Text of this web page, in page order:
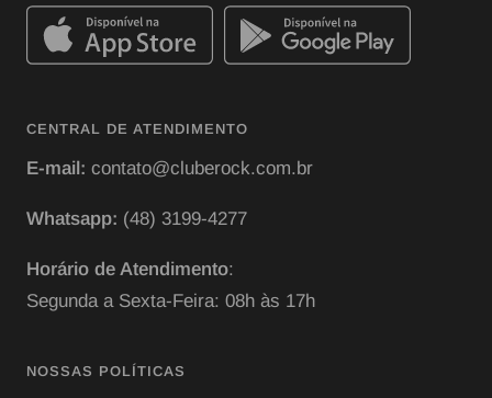
CENTRAL DE ATENDIMENTO
E-mail: contato@cluberock.com.br
Whatsapp: (48) 3199-4277
Horário de Atendimento:
Segunda a Sexta-Feira: 08h às 17h
NOSSAS POLÍTICAS